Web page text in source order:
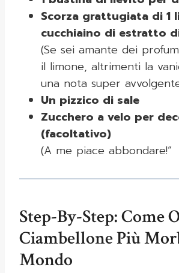
Scorza grattugiata di 1
cucchiaino di estratto
(Se sei amante dei
il limone, altrimenti la
una nota super
Un pizzico di sale
Zucchero a velo per
(facoltativo)
(A me piace abbondare!”
Step-By-Step: Come
Ciambellone Più
Mondo